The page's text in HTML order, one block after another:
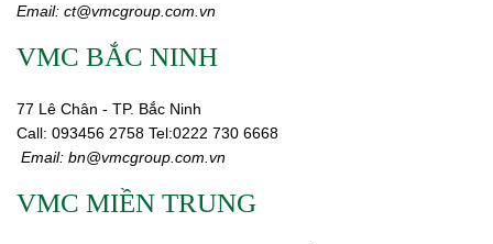
Email: ct@vmcgroup.com.vn
VMC BẮC NINH
77 Lê Chân - TP. Bắc Ninh
Call: 093456 2758 Tel:0222 730 6668
Email: bn@vmcgroup.com.vn
VMC MIỀN TRUNG